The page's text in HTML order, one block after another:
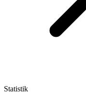
Statistik